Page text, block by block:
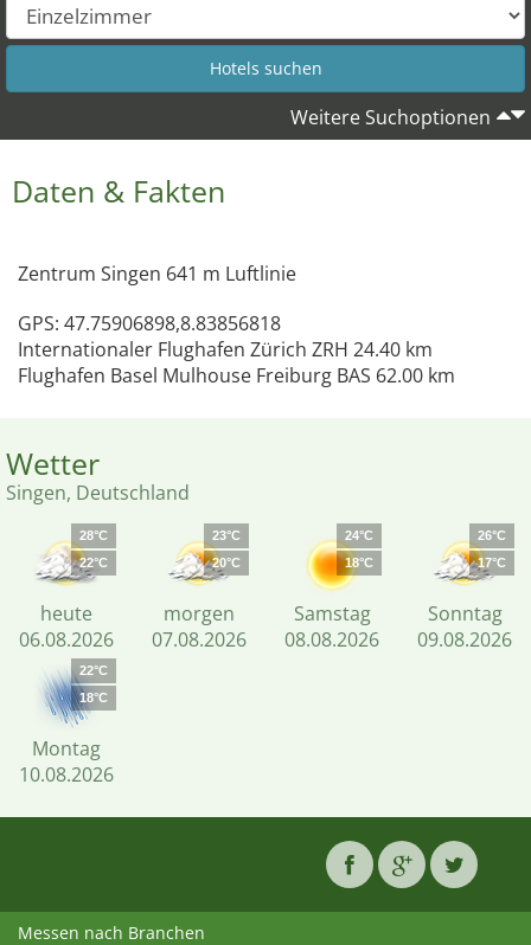
Weitere Suchoptionen
Daten & Fakten
Zentrum Singen 641 m Luftlinie
GPS: 47.75906898,8.83856818
Internationaler Flughafen Zürich ZRH 24.40 km
Flughafen Basel Mulhouse Freiburg BAS 62.00 km
Wetter
Singen, Deutschland
28°C
22°C
heute
06.08.2026
23°C
20°C
morgen
07.08.2026
24°C
18°C
Samstag
08.08.2026
26°C
17°C
Sonntag
09.08.2026
22°C
18°C
Montag
10.08.2026
Messen nach Branchen